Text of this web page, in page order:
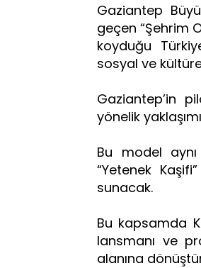
Gaziantep
geçen “Şehrim
koyduğu
sosyal ve
Gaziantep’in
yönelik
Bu model
“Yetenek
sunacak.
Bu kapsamda
lansmanı ve
alanına